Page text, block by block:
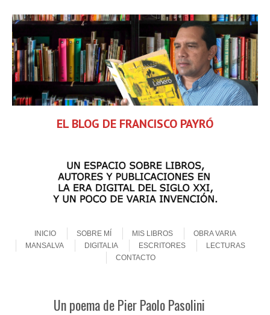
EL BLOG DE FRANCISCO PAYRÓ
MenuINICIO
SOBRE MÍ MIS LIBROS
OBRA VARIA
MANSALVA
DIGITALIA ESCRITORES
LECTURAS
CONTACTO
Un poema de Pier Paolo Pasolini